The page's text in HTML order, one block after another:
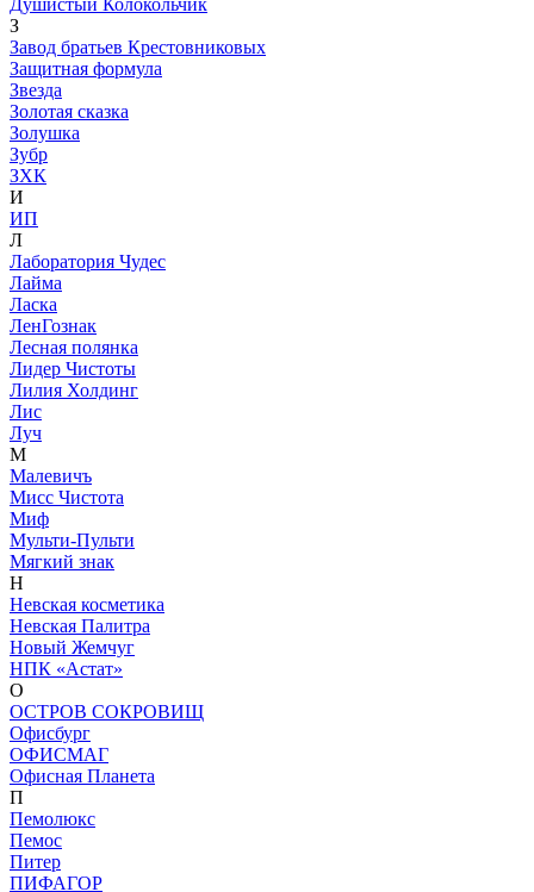
Душистый Колокольчик
З
Завод братьев Крестовниковых
Защитная формула
Звезда
Золотая сказка
Золушка
Зубр
ЗХК
И
ИП
Л
Лаборатория Чудес
Лайма
Ласка
ЛенГознак
Лесная полянка
Лидер Чистоты
Лилия Холдинг
Лис
Луч
М
Малевичъ
Мисс Чистота
Миф
Мульти-Пульти
Мягкий знак
Н
Невская косметика
Невская Палитра
Новый Жемчуг
НПК «Астат»
О
ОСТРОВ СОКРОВИЩ
Офисбург
ОФИСМАГ
Офисная Планета
П
Пемолюкс
Пемос
Питер
ПИФАГОР